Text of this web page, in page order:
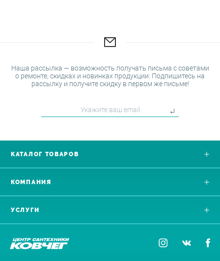
Наша рассылка — возможность получать письма с советами
о ремонте, скидках и новинках продукции. Подпишитесь на
рассылку и получите скидку в первом же письме!
КАТАЛОГ ТОВАРОВ
УСЛУГИ
КОМПАНИЯ